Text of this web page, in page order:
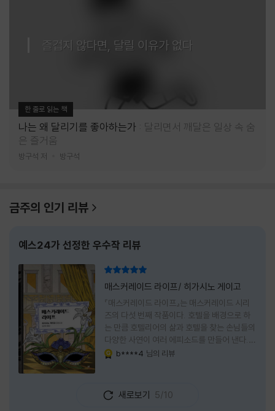
즐겁지 않다면, 달릴 이유가 없다
한 줄로 읽는 책
나는 왜 달리기를 좋아하는가
달리면서 깨달은 일상 속 숨
은 즐거움
방구석 저 방구석
금주의 인기 리뷰
예스24가 선정한 우수작 리뷰
매스커레이드 라이프/ 히가시노 게이고
『매스커레이드 라이프』는 매스커레이드 시리
즈의 다섯 번째 작품이다. 호텔을 배경으로 하
는 만큼 호텔리어의 삶과 호텔을 찾는 손님들의
다양한 사연이 여러 에피소드를 만들어 낸다.
주인공은 호텔리어로서의 완벽함을 꿈꾸는 야
는 과정에서 나오미가 다치게 되자, 고스케는
모든 책임을 지고 형사직에서 물러난다. 하지만
b****4 님의 리뷰
새로보기 5/10